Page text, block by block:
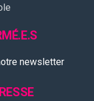
newsletter